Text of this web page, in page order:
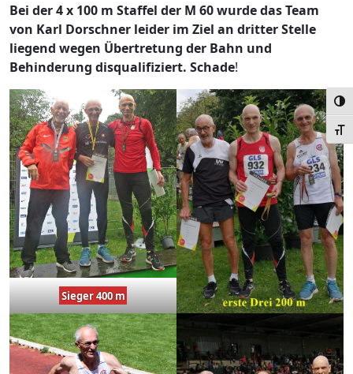
Bei der 4 x 100 m Staffel der M 60 wurde das Team
von Karl Dorschner leider im Ziel an dritter Stelle
liegend wegen Übertretung der Bahn und
Behinderung disqualifiziert. Schade!
Sieger 400 m